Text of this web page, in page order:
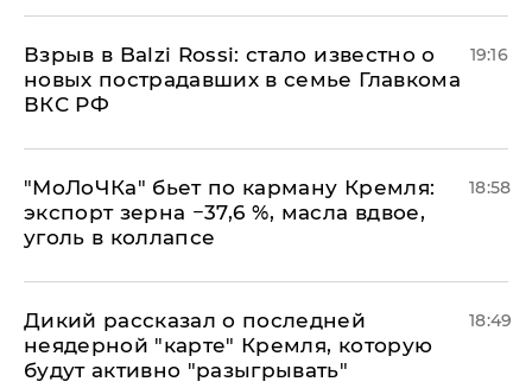
Взрыв в Balzi Rossi: стало известно о
новых пострадавших в семье Главкома
ВКС РФ
19:16
​"МоЛоЧКа" бьет по карману Кремля:
экспорт зерна −37,6 %, масла вдвое,
уголь в коллапсе
18:58
Дикий рассказал о последней
неядерной "карте" Кремля, которую
будут активно "разыгрывать"
18:49